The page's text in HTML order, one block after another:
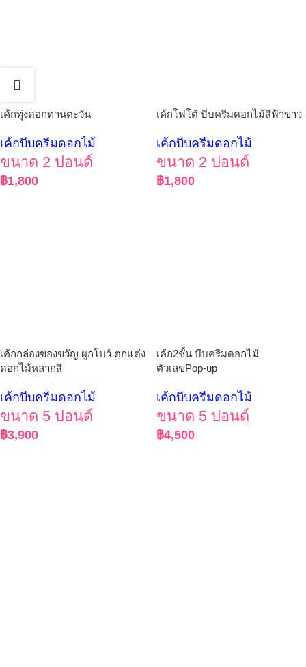
เค้กทุ่งดอกทานตะวัน
เค้กบีบครีมดอกไม้
ขนาด 2 ปอนด์
฿1,800
เค้กโฟโต้ บีบครีมดอกไม้สีฟ้าขาว
เค้กบีบครีมดอกไม้
ขนาด 2 ปอนด์
฿1,800
เค้กกล่องของขวัญ ผูกโบว์ ตกแต่ง
ดอกไม้หลากสี
เค้กบีบครีมดอกไม้
ขนาด 5 ปอนด์
฿3,900
เค้ก2ชั้น บีบครีมดอกไม้
ตัวเลขPop-up
เค้กบีบครีมดอกไม้
ขนาด 5 ปอนด์
฿4,500